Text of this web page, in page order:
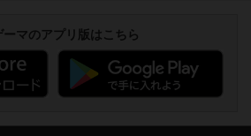
ーマのアプリ版はこちら